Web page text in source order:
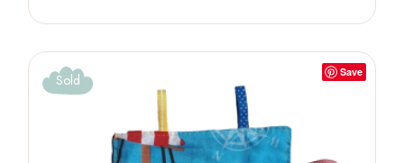
Save
Sold